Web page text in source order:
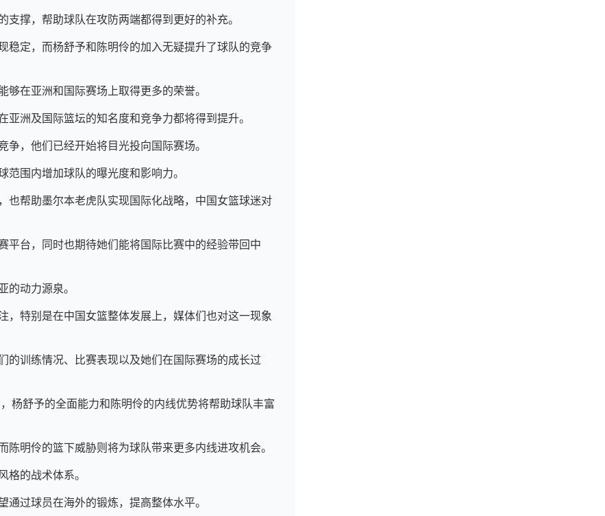
撑，帮助球队在攻防两端都得到更好的补充。
稳定，而杨舒予和陈明伶的加入无疑提升了球队的竞争
在亚洲和国际赛场上取得更多的荣誉。
洲及国际篮坛的知名度和竞争力都将得到提升。
，他们已经开始将目光投向国际赛场。
围内增加球队的曝光度和影响力。
也帮助墨尔本老虎队实现国际化战略，中国女篮球迷对
平台，同时也期待她们能将国际比赛中的经验带回中
动力源泉。
，特别是在中国女篮整体发展上，媒体们也对这一现象
的训练情况、比赛表现以及她们在国际赛场的成长过
杨舒予的全面能力和陈明伶的内线优势将帮助球队丰富
明伶的篮下威胁则将为球队带来更多内线进攻机会。
的战术体系。
过球员在海外的锻炼，提高整体水平。